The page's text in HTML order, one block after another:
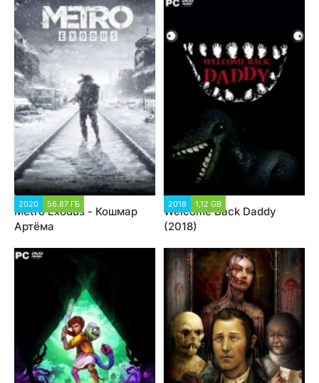
2020 56.87 ГБ
Metro Exodus - Кошмар
Артёма
2018 1,12 GB
Welcome Back Daddy
(2018)